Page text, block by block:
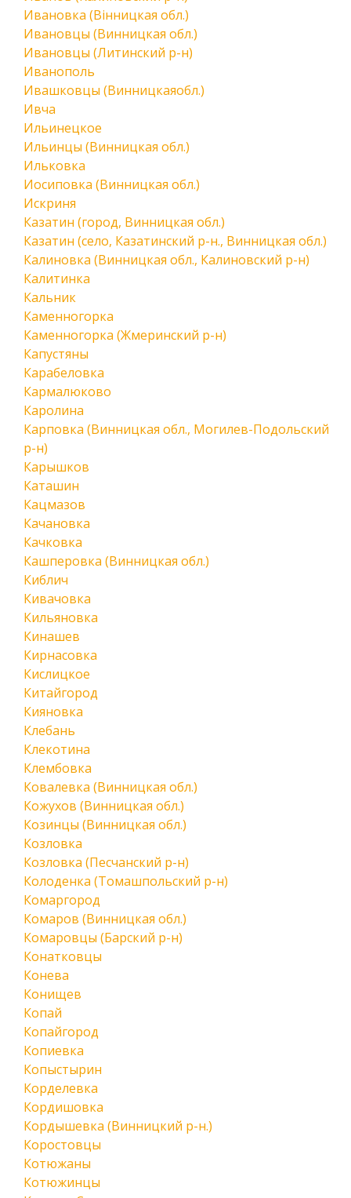
Ивановка (Вінницкая обл.)
Ивановцы (Винницкая обл.)
Ивановцы (Литинский р-н)
Иванополь
Ивашковцы (Винницкаяобл.)
Ивча
Ильинецкое
Ильинцы (Винницкая обл.)
Ильковка
Иосиповка (Винницкая обл.)
Искриня
Казатин (город, Винницкая обл.)
Казатин (село, Казатинский р-н., Винницкая обл.)
Калиновка (Винницкая обл., Калиновский р-н)
Калитинка
Кальник
Каменногорка
Каменногорка (Жмеринский р-н)
Капустяны
Карабеловка
Кармалюково
Каролина
Карповка (Винницкая обл., Могилев-Подольский
р-н)
Карышков
Каташин
Кацмазов
Качановка
Качковка
Кашперовка (Винницкая обл.)
Киблич
Кивачовка
Кильяновка
Кинашев
Кирнасовка
Кислицкое
Китайгород
Кияновка
Клебань
Клекотина
Клембовка
Ковалевка (Винницкая обл.)
Кожухов (Винницкая обл.)
Козинцы (Винницкая обл.)
Козловка
Козловка (Песчанский р-н)
Колоденка (Томашпольский р-н)
Комаргород
Комаров (Винницкая обл.)
Комаровцы (Барский р-н)
Конатковцы
Конева
Конищев
Копай
Копайгород
Копиевка
Копыстырин
Корделевка
Кордишовка
Кордышевка (Винницкий р-н.)
Коростовцы
Котюжаны
Котюжинцы